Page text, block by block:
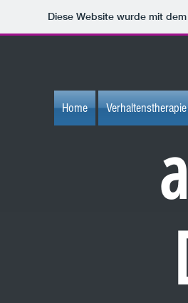
Diese Website wurde mit
Home Verhaltenstherapie